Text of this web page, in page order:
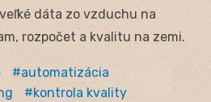
dáta zo vzduchu na
rozpočet a kvalitu na zemi.
automatizácia
kontrola kvality